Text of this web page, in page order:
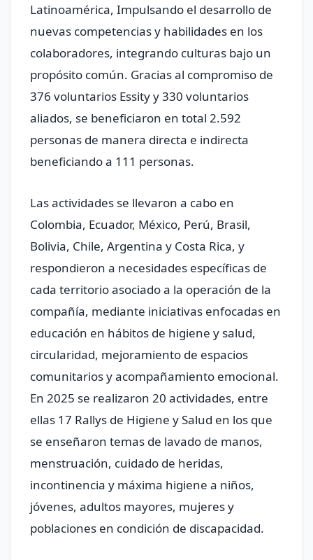
Latinoamérica, Impulsando el desarrollo de
nuevas competencias y habilidades en los
colaboradores, integrando culturas bajo un
propósito común. Gracias al compromiso de
376 voluntarios Essity y 330 voluntarios
aliados, se beneficiaron en total 2.592
personas de manera directa e indirecta
beneficiando a 111 personas.
Las actividades se llevaron a cabo en
Colombia, Ecuador, México, Perú, Brasil,
Bolivia, Chile, Argentina y Costa Rica, y
respondieron a necesidades específicas de
cada territorio asociado a la operación de la
compañía, mediante iniciativas enfocadas en
educación en hábitos de higiene y salud,
circularidad, mejoramiento de espacios
comunitarios y acompañamiento emocional.
En 2025 se realizaron 20 actividades, entre
ellas 17 Rallys de Higiene y Salud en los que
se enseñaron temas de lavado de manos,
menstruación, cuidado de heridas,
incontinencia y máxima higiene a niños,
jóvenes, adultos mayores, mujeres y
poblaciones en condición de discapacidad.